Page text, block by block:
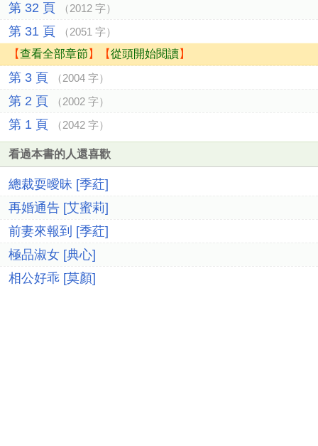
第 32 頁 （2012 字）
第 31 頁 （2051 字）
【查看全部章節 】【從頭開始閱讀】
第 3 頁 （2004 字）
第 2 頁 （2002 字）
第 1 頁 （2042 字）
看過本書的人還喜歡
總裁耍曖昧 [季葒]
再婚通告 [艾蜜莉]
前妻來報到 [季葒]
極品淑女 [典心]
相公好乖 [莫顏]